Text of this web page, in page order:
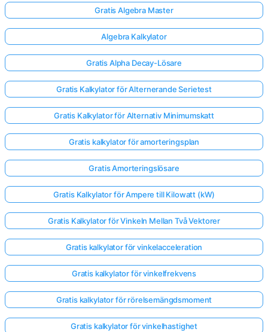
Inga
Ställ
din
första
fråga
Gratis Algebra Master
Algebra Kalkylator
Gratis Alpha Decay-Lösare
Gratis Kalkylator för Alternerande Serietest
Gratis Kalkylator för Alternativ Minimumskatt
Gratis kalkylator för amorteringsplan
Gratis Amorteringslösare
Gratis Kalkylator för Ampere till Kilowatt (kW)
Gratis Kalkylator för Vinkeln Mellan Två Vektorer
Gratis kalkylator för vinkelacceleration
Gratis kalkylator för vinkelfrekvens
Gratis kalkylator för rörelsemängdsmoment
Gratis kalkylator för vinkelhastighet